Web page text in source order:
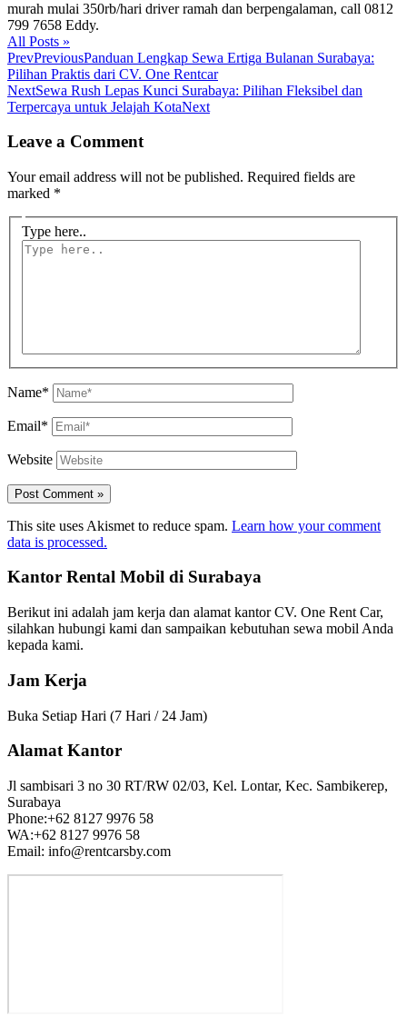
murah mulai 350rb/hari driver ramah dan berpengalaman, call 0812
799 7658 Eddy.
All Posts »
PrevPreviousPanduan Lengkap Sewa Ertiga Bulanan Surabaya:
Pilihan Praktis dari CV. One Rentcar
NextSewa Rush Lepas Kunci Surabaya: Pilihan Fleksibel dan
Terpercaya untuk Jelajah KotaNext
Leave a Comment
Your email address will not be published. Required fields are
marked *
Type here..
Name*
Email*
Website
This site uses Akismet to reduce spam. Learn how your comment
data is processed.
Kantor Rental Mobil di Surabaya
Berikut ini adalah jam kerja dan alamat kantor CV. One Rent Car,
silahkan hubungi kami dan sampaikan kebutuhan sewa mobil Anda
kepada kami.
Jam Kerja
Buka Setiap Hari (7 Hari / 24 Jam)
Alamat Kantor
Jl sambisari 3 no 30 RT/RW 02/03, Kel. Lontar, Kec. Sambikerep,
Surabaya
Phone:+62 8127 9976 58
WA:+62 8127 9976 58
Email: info@rentcarsby.com